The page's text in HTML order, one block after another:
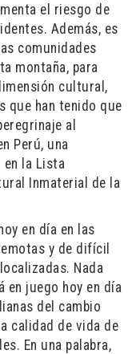
el riesgo de
Además, es
comunidades
montaña, para
cultural,
que han tenido que
al
Perú, una
la Lista
Inmaterial de la
en día en las
y de difícil
Nada
en juego hoy en día
del cambio
calidad de vida de
En una palabra,